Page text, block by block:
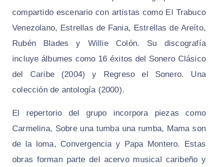
compartido escenario con artistas como El Trabuco
Venezolano, Estrellas de Fania, Estrellas de Areíto,
Rubén Blades y Willie Colón. Su discografía
incluye álbumes como 16 éxitos del Sonero Clásico
del Caribe (2004) y Regreso el Sonero. Una
colección de antología (2000).
El repertorio del grupo incorpora piezas como
Carmelina, Sobre una tumba una rumba, Mama son
de la loma, Convergencia y Papa Montero. Estas
obras forman parte del acervo musical caribeño y